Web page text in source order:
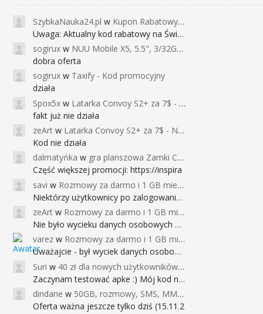
SzybkaNauka24.pl w Kupon Rabatowy na Kurs Angielskiego dla Dzieci - FunEnglish
Uwaga: Aktualny kod rabatowy na Święta (
sogirux w NUU Mobile X5, 5.5", 3/32GB, czujnik linii papilarnych, 2950mAh, aparat 13MP za 267zł - Banggood
dobra oferta
sogirux w Taxify - Kod promocyjny
działa
Spox5x w Latarka Convoy S2+ za 7$ - Najniższa cena od 2017r
fakt już nie działa
zeArt w Latarka Convoy S2+ za 7$ - Najniższa cena od 2017r
Kod nie działa
dalmatyńka w gra planszowa Zamki Caladale za 39zł
Część większej promocji: https://inspira
savi w Rozmowy za darmo i 1 GB miesięcznie
Niektórzy użytkownicy po zalogowaniu do
zeArt w Rozmowy za darmo i 1 GB miesięcznie
Nie było wycieku danych osobowych a nieo
varez w Rozmowy za darmo i 1 GB miesięcznie
Uważajcie - był wyciek danych osobowych
Suri w 40 zł dla nowych użytkowników Google Pay (dawniej Android Pay)
Zaczynam testować apke :) Mój kod na 40
dindane w 50GB, rozmowy, SMS, MMS bez limitu przez 6 miesięcy za darmo za przeniesienie numeru do Play NEXT
Oferta ważna jeszcze tylko dziś (15.11.2